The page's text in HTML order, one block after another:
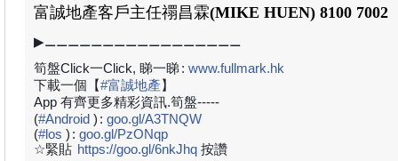
富誠地產客戶主任禤昌霖(MIKE HUEN) 8100 7002
▶⚊⚊⚊⚊⚊⚊⚊⚊⚊⚊⚊⚊⚊⚊⚊⚊⚊
筍盤Click一Click, 睇一睇: www.fullmark.hk
下載一個【#富誠地產】
App 有齊更多精彩資訊.筍盤-----
(#Android ) : goo.gl/A3TNQW
(#los ) : goo.gl/PzONqp
☆緊貼 https://goo.gl/6nkJhq 按讚